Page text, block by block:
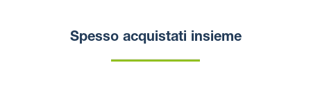
Spesso acquistati insieme